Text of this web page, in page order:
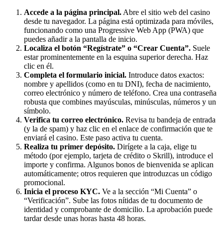
Accede a la página principal. Abre el sitio web del casino
desde tu navegador. La página está optimizada para móviles,
funcionando como una Progressive Web App (PWA) que
puedes añadir a la pantalla de inicio.
Localiza el botón “Regístrate” o “Crear Cuenta”. Suele
estar prominentemente en la esquina superior derecha. Haz
clic en él.
Completa el formulario inicial. Introduce datos exactos:
nombre y apellidos (como en tu DNI), fecha de nacimiento,
correo electrónico y número de teléfono. Crea una contraseña
robusta que combines mayúsculas, minúsculas, números y un
símbolo.
Verifica tu correo electrónico. Revisa tu bandeja de entrada
(y la de spam) y haz clic en el enlace de confirmación que te
enviará el casino. Este paso activa tu cuenta.
Realiza tu primer depósito. Dirígete a la caja, elige tu
método (por ejemplo, tarjeta de crédito o Skrill), introduce el
importe y confirma. Algunos bonos de bienvenida se aplican
automáticamente; otros requieren que introduzcas un código
promocional.
Inicia el proceso KYC. Ve a la sección “Mi Cuenta” o
“Verificación”. Sube las fotos nítidas de tu documento de
identidad y comprobante de domicilio. La aprobación puede
tardar desde unas horas hasta 48 horas.